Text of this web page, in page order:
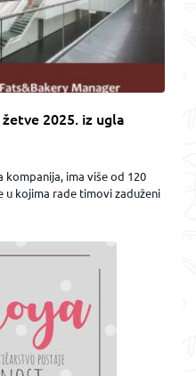
2025. iz ugla
kompanija, ima više od 120
u kojima rade timovi zaduženi